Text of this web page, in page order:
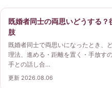
既婚者同士の両思いどうする
肢
既婚者同士で両思いになったとき、
理法、進める・距離を置く・手放す
手との話し合…
更新 2026.08.06